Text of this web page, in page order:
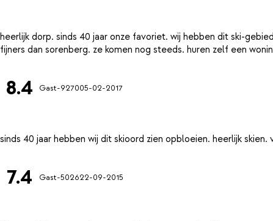
heerlijk dorp. sinds 40 jaar onze favoriet. wij hebben dit ski-
8.4 Gast-927005-02-2017
7.4 Gast-502622-09-2015